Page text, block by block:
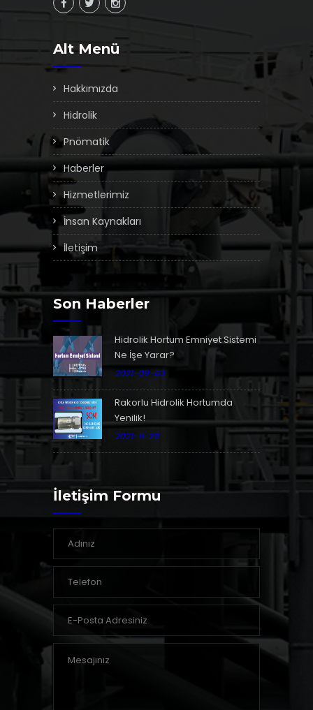
Alt Menü
Hakkımızda
Hidrolik
Pnömatik
Haberler
Hizmetlerimiz
İnsan Kaynakları
İletişim
Son Haberler
Hidrolik Hortum Emniyet Sistemi
Ne İşe Yarar?
2021-09-03
Rakorlu Hidrolik Hortumda
Yenilik!
2021-11-29
İletişim Formu